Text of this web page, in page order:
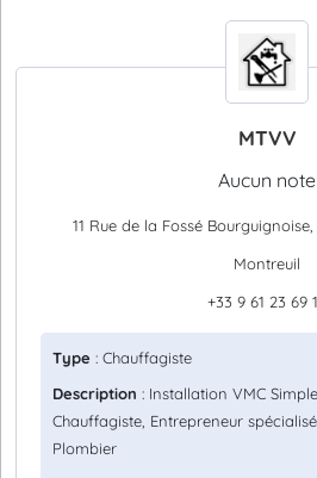
MTVV
Aucun note
11 Rue de la Fossé
Montreuil
+33 9 61 23 69
Type : Chauffagiste
Description : Installation VMC
Chauffagiste, Entrepreneur
Plombier